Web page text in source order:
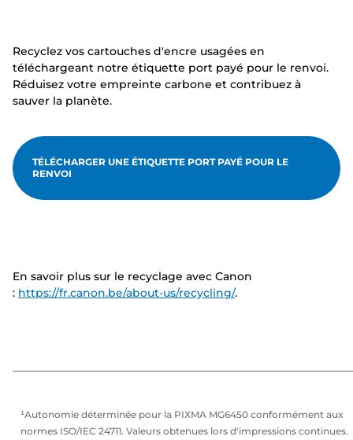
Recyclez vos cartouches d'encre usagées en
téléchargeant notre étiquette port payé pour le renvoi.
Réduisez votre empreinte carbone et contribuez à
sauver la planète.
TÉLÉCHARGER UNE ÉTIQUETTE PORT PAYÉ POUR LE
RENVOI
En savoir plus sur le recyclage avec Canon
: https://fr.canon.be/about-us/recycling/.
¹Autonomie déterminée pour la PIXMA MG6450 conformément aux
normes ISO/IEC 24711. Valeurs obtenues lors d'impressions continues.